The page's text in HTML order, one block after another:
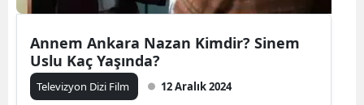
Annem Ankara Nazan Kimdir? Sinem
Uslu Kaç Yaşında?
Televizyon Dizi Film 12 Aralık 2024